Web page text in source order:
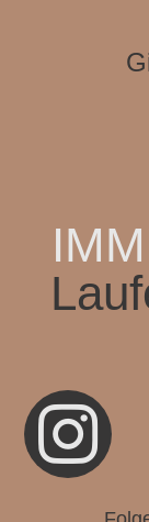
